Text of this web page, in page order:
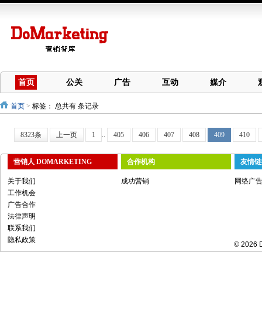
首页 公关 广告 互动 媒介
首页 > 标签： 总共有 条记录
8323条 上一页 1 .. 405 406 407 408 409 410
营销人 DOMARKETING
关于我们
工作机会
广告合作
法律声明
联系我们
隐私政策
合作机构
成功营销
友情
网络广
© 2026